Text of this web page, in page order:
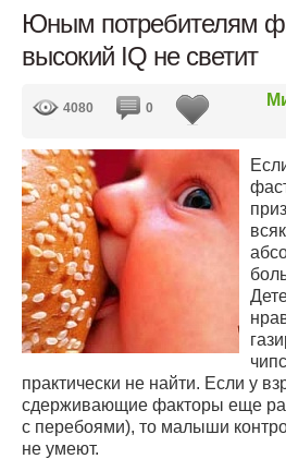
Юным потребителям
высокий IQ не светит
4080 0
практически не найти. Если у
сдерживающие факторы еще
с перебоями), то малыши
не умеют.